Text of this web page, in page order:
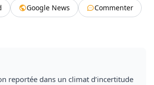
Google News
Commenter
reportée dans un climat d’incertitude